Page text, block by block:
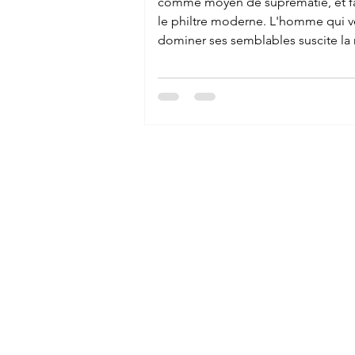
le philtre moderne. L'homme qui
dominer ses semblables suscite la
délègue son humanité. Il cherche à
construire la machine à penser,